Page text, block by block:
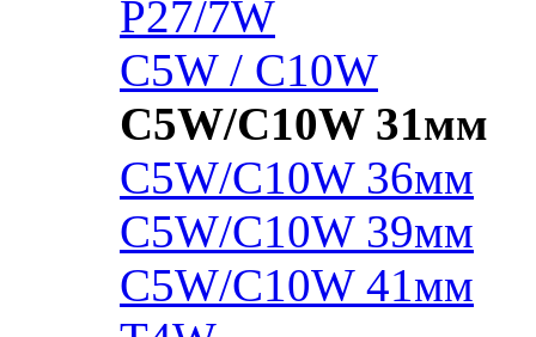
P27/7W
C5W / C10W
C5W/C10W 31мм
C5W/C10W 36мм
C5W/C10W 39мм
C5W/C10W 41мм